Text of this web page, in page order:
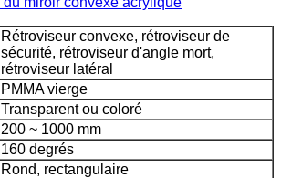
Rétroviseur convexe, rétroviseur de
sécurité, rétroviseur d'angle mort,
rétroviseur latéral
PMMA vierge
Transparent ou coloré
200 ~ 1000 mm
160 degrés
Rond, rectangulaire